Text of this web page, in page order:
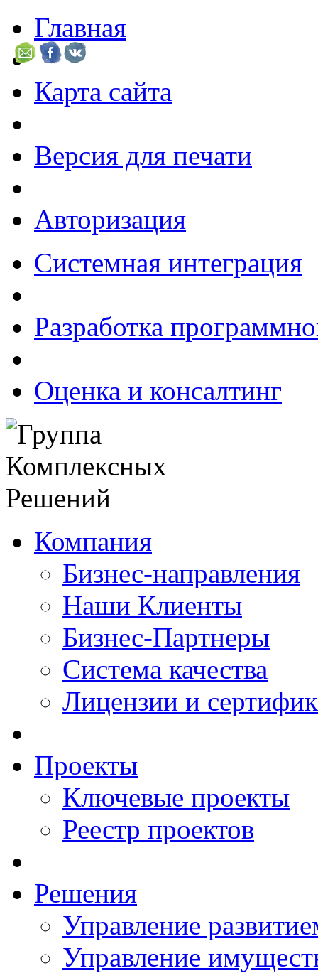
Главная
Карта сайта
Версия для печати
Авторизация
Системная интеграция
Разработка
Оценка и консалтинг
Компания
Бизнес-направления
Наши Клиенты
Бизнес-Партнеры
Система качества
Лицензии и
Проекты
Ключевые проекты
Реестр проектов
Решения
Управление
Управление